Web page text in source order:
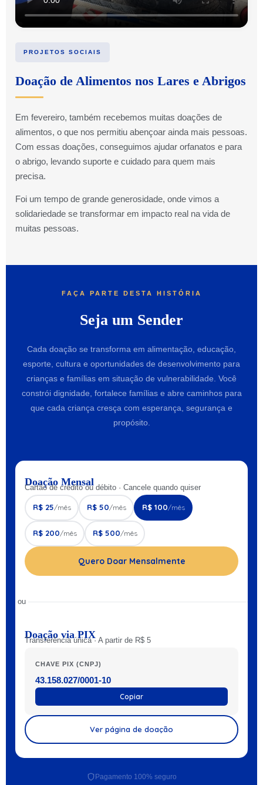
PROJETOS SOCIAIS
Doação de Alimentos nos Lares e Abrigos
Em fevereiro, também recebemos muitas doações de
alimentos, o que nos permitiu abençoar ainda mais pessoas.
Com essas doações, conseguimos ajudar orfanatos e para
o abrigo, levando suporte e cuidado para quem mais
precisa.
Foi um tempo de grande generosidade, onde vimos a
solidariedade se transformar em impacto real na vida de
muitas pessoas.
FAÇA PARTE DESTA HISTÓRIA
Seja um Sender
Cada doação se transforma em alimentação, educação,
esporte, cultura e oportunidades de desenvolvimento para
crianças e famílias em situação de vulnerabilidade. Você
constrói dignidade, fortalece famílias e abre caminhos para
que cada criança cresça com esperança, segurança e
propósito.
Doação Mensal
Cartão de crédito ou débito · Cancele quando quiser
R$ 25/mês R$ 50/mês R$ 100/mês
R$ 200/mês R$ 500/mês
Quero Doar Mensalmente
ou
Doação via PIX
Transferência única · A partir de R$ 5
CHAVE PIX (CNPJ)
43.158.027/0001-10
Copiar
Ver página de doação
Pagamento 100% seguro